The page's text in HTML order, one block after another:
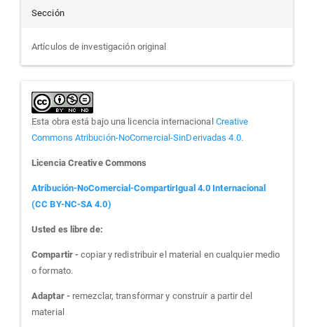
Sección
Artículos de investigación original
Esta obra está bajo una licencia internacional Creative
Commons Atribución-NoComercial-SinDerivadas 4.0.
Licencia Creative Commons
Atribución-NoComercial-CompartirIgual 4.0 Internacional
(CC BY-NC-SA 4.0)
Usted es libre de:
Compartir -copiar y redistribuir el material en cualquier medio
o formato.
Adaptar -remezclar, transformar y construir a partir del
material